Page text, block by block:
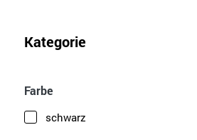
Kategorie
Farbe
schwarz